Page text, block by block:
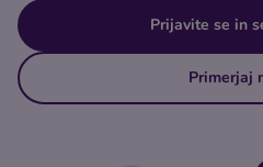
Prijavite se in
Primerjaj